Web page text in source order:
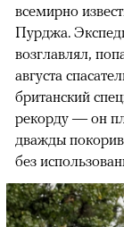
всемирно
Пурджа.
возглавлял,
августа
британский
рекорду — он
дважды
без